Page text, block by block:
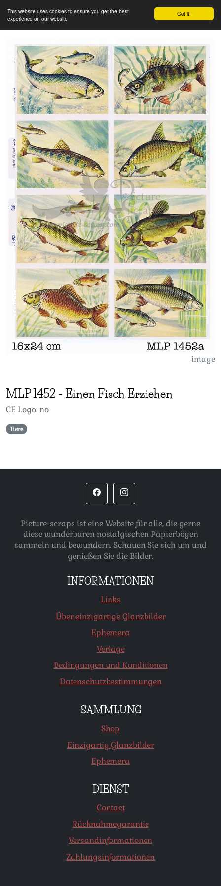
Got it!
This website uses cookies to ensure you get the best
experience on our website
image
MLP1452 - Einen Fisch Erziehen
CE Logo: no
Tiere
Picture-scraps ist eine Website für alle, die gerne
diese wunderbaren nostalgischen Papierbögen
sammeln und bewundern. Schauen Sie sich um und
genießen Sie die Bilder.
INFORMATIONEN
Links
Über einzigartige Glanzbilder
Ephemera
Verlage
Bedingungen und Konditionen
Datenschutzbestimmungen
SAMMLUNG
Shop
Einzigartig Glanzbilder
Ephemera
DIENST
Contact
Rücknahmegarantie
Versandinformationen
Zahlungsinformationen